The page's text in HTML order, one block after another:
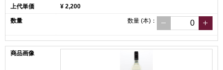
¥ 2,200
数量 (本) ：